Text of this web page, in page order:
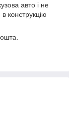
авто і не
конструкцію